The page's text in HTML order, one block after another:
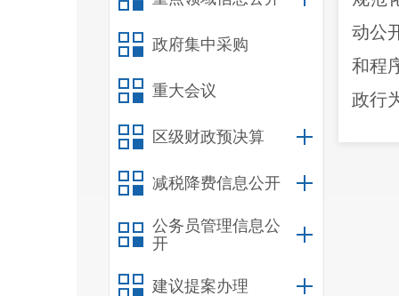
政府集中采购
重大会议
区级财政预决算
减税降费信息公开
公务员管理信息公
开
建议提案办理
动公
和程
政行